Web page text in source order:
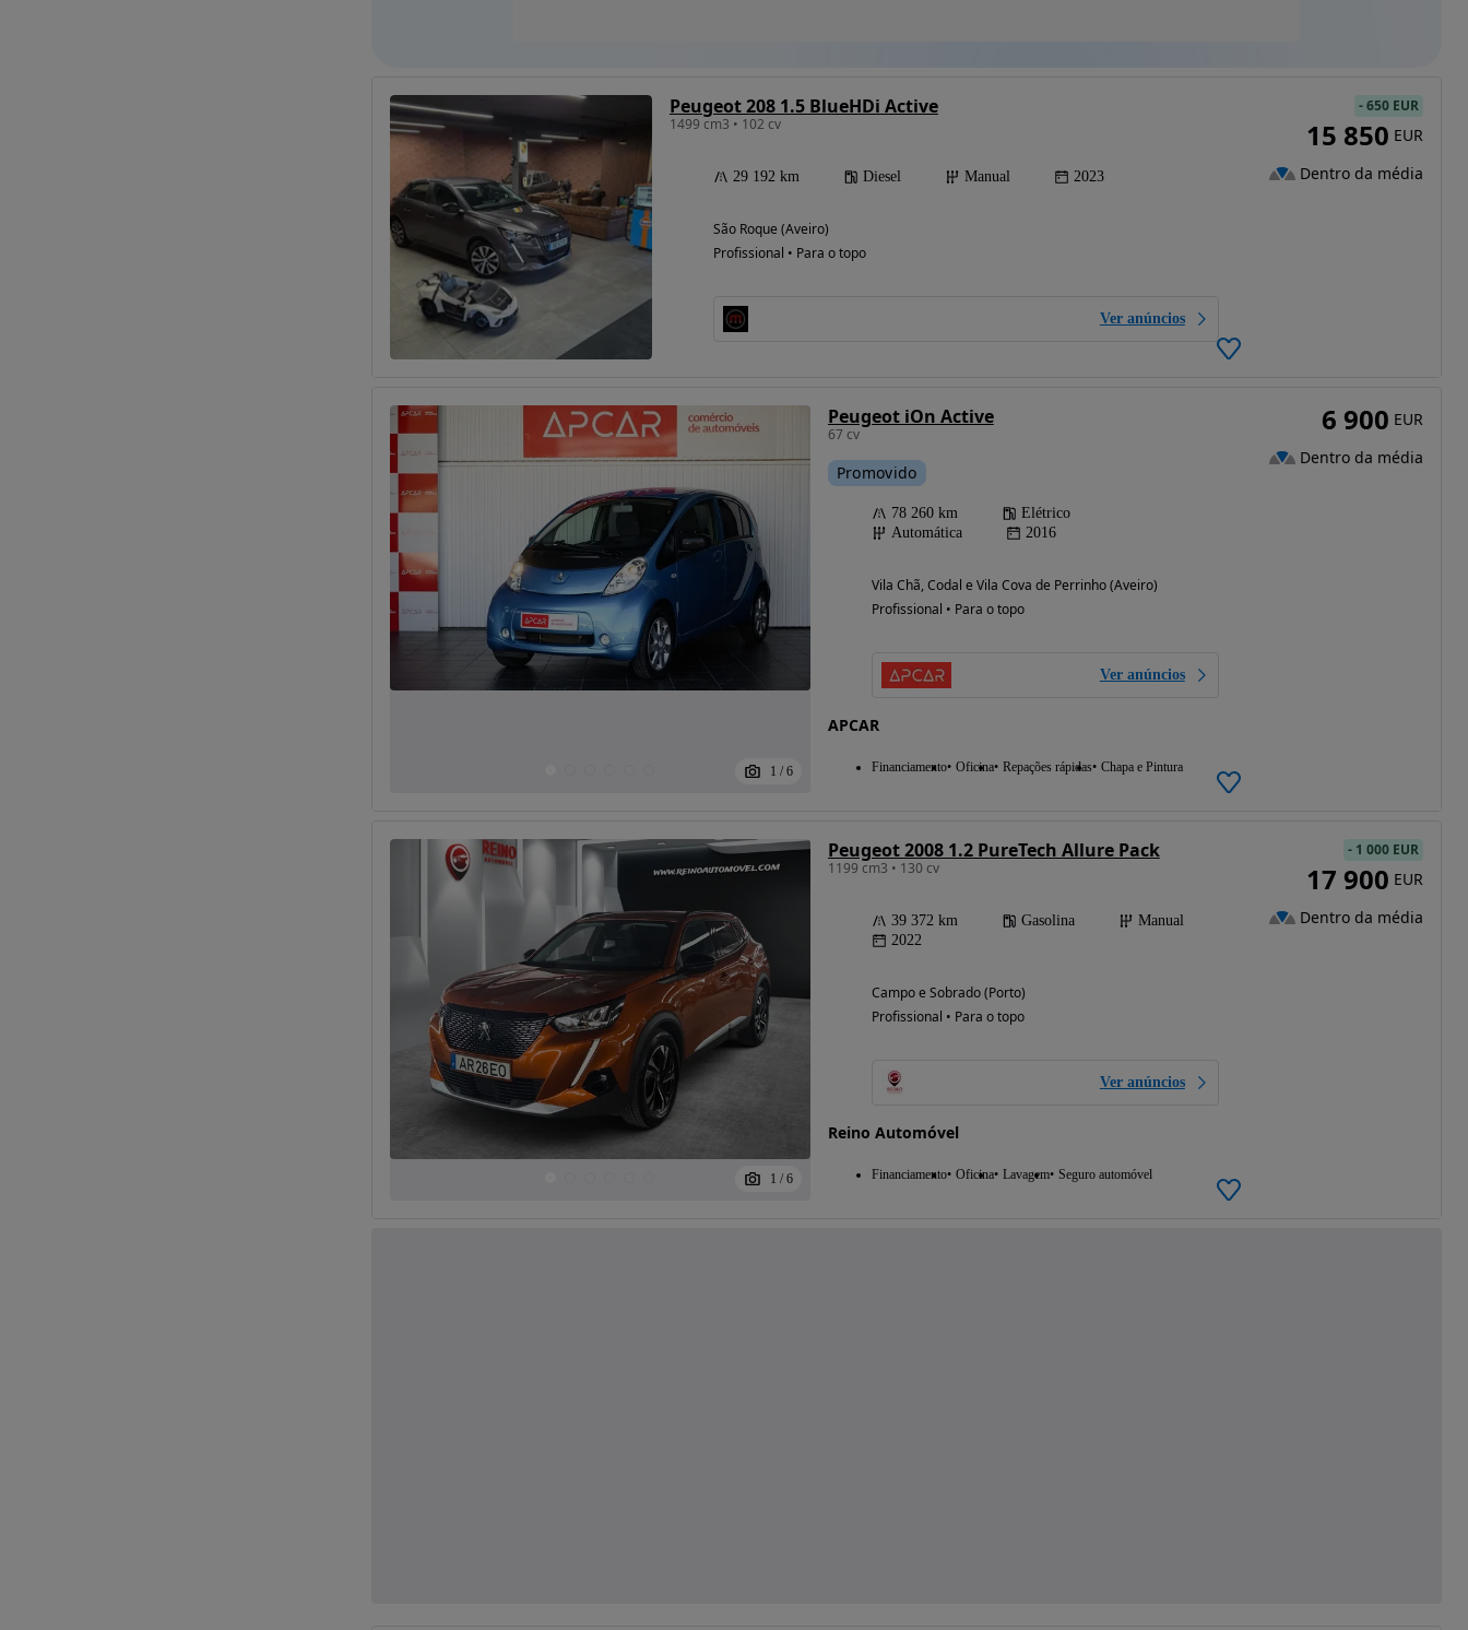
Peugeot 208 1.5 BlueHDi Active
1499 cm3 • 102 cv
29 192 km Diesel Manual 2023
São Roque (Aveiro)
Profissional • Para o topo
Ver anúncios
-650 EUR
15 850 EUR
Dentro da média
1 / 6
Peugeot iOn Active
67 cv
Promovido
78 260 km
Elétrico
Automática
2016
Vila Chã, Codal e Vila Cova de Perrinho (Aveiro)
Profissional • Para o topo
Ver anúncios
APCAR
Financiamento Oficina Repações rápidas Chapa e Pintura
6 900 EUR
Dentro da média
1 / 6
Peugeot 2008 1.2 PureTech Allure Pack
1199 cm3 • 130 cv
39 372 km Gasolina
Manual
2022
Campo e Sobrado (Porto)
Profissional • Para o topo
Ver anúncios
Reino Automóvel
Financiamento Oficina Lavagem Seguro automóvel
- 1 000 EUR
17 900 EUR
Dentro da média